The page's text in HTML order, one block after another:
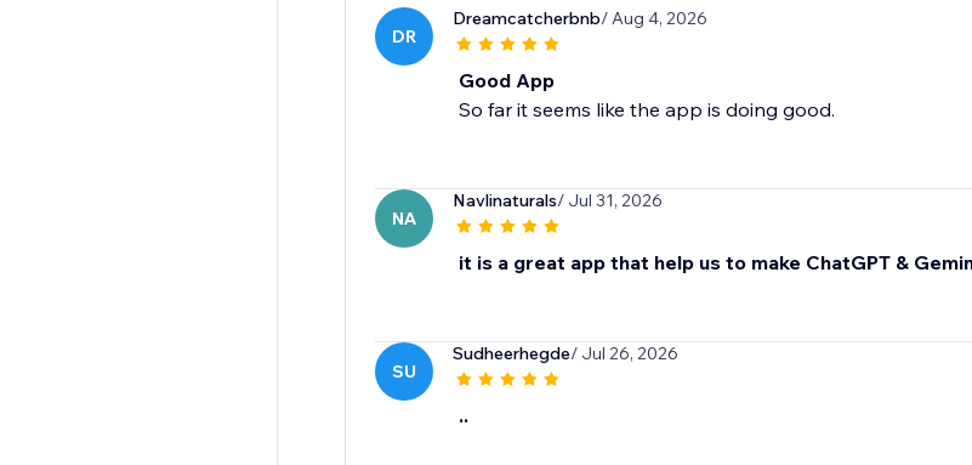
DR
Dreamcatcherbnb/ Aug 4, 2026
Good App
So far it seems like the app is doing good.
NA
Navlinaturals/ Jul 31, 2026
it is a great app that help us to make ChatGPT &
SU
Sudheerhegde/ Jul 26, 2026
..